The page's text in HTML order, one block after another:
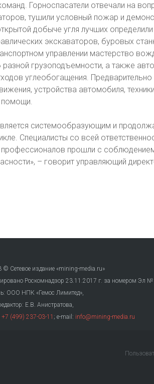
Горноспасатели отвечали на
тушили условный пожар и
добыче угля лучших
экскаваторов, буровых
управлении мастерство
грузоподъемности, а также
углеобогащения.
устройства автомобиля,
помощи.
системообразующим и
Специалисты со всей
прошли с
– говорит управляющий
© Сетевое издание «mining-media.ru»
Роскомнадзор 23.11.2017 г. за номером Эл
ООО НПК «Гемос Лимитед»,
Е.В. Анистратова,
+7 (499) 237-03-11 ; e-mail: info@mining-media.ru